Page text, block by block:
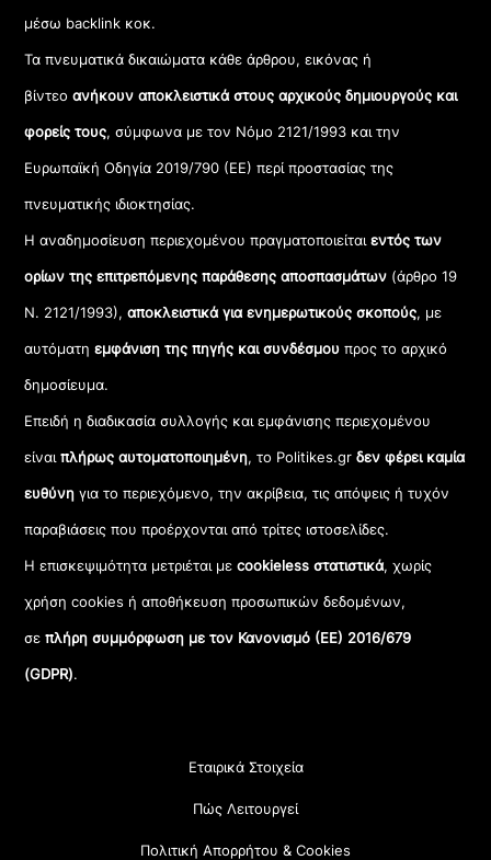
μέσω backlink κοκ.
Τα πνευματικά δικαιώματα κάθε άρθρου, εικόνας ή
βίντεοανήκουν αποκλειστικά στους αρχικούς δημιουργούς και
φορείς τους, σύμφωνα με τον Νόμο 2121/1993 και την
Ευρωπαϊκή Οδηγία 2019/790 (ΕΕ) περί προστασίας της
πνευματικής ιδιοκτησίας.
Η αναδημοσίευση περιεχομένου πραγματοποιείταιεντός των
ορίων της επιτρεπόμενης παράθεσης αποσπασμάτων (άρθρο 19
Ν. 2121/1993), αποκλειστικά για ενημερωτικούς σκοπούς, με
αυτόματηεμφάνιση της πηγής και συνδέσμου προς το αρχικό
δημοσίευμα.
Επειδή η διαδικασία συλλογής και εμφάνισης περιεχομένου
είναιπλήρως αυτοματοποιημένη, το Politikes.grδεν φέρει καμία
ευθύνη για το περιεχόμενο, την ακρίβεια, τις απόψεις ή τυχόν
παραβιάσεις που προέρχονται από τρίτες ιστοσελίδες.
Η επισκεψιμότητα μετριέται μεcookieless στατιστικά, χωρίς
χρήση cookies ή αποθήκευση προσωπικών δεδομένων,
σεπλήρη συμμόρφωση με τον Κανονισμό (ΕΕ) 2016/679
(GDPR).
Εταιρικά Στοιχεία
Πώς Λειτουργεί
Πολιτική Απορρήτου & Cookies